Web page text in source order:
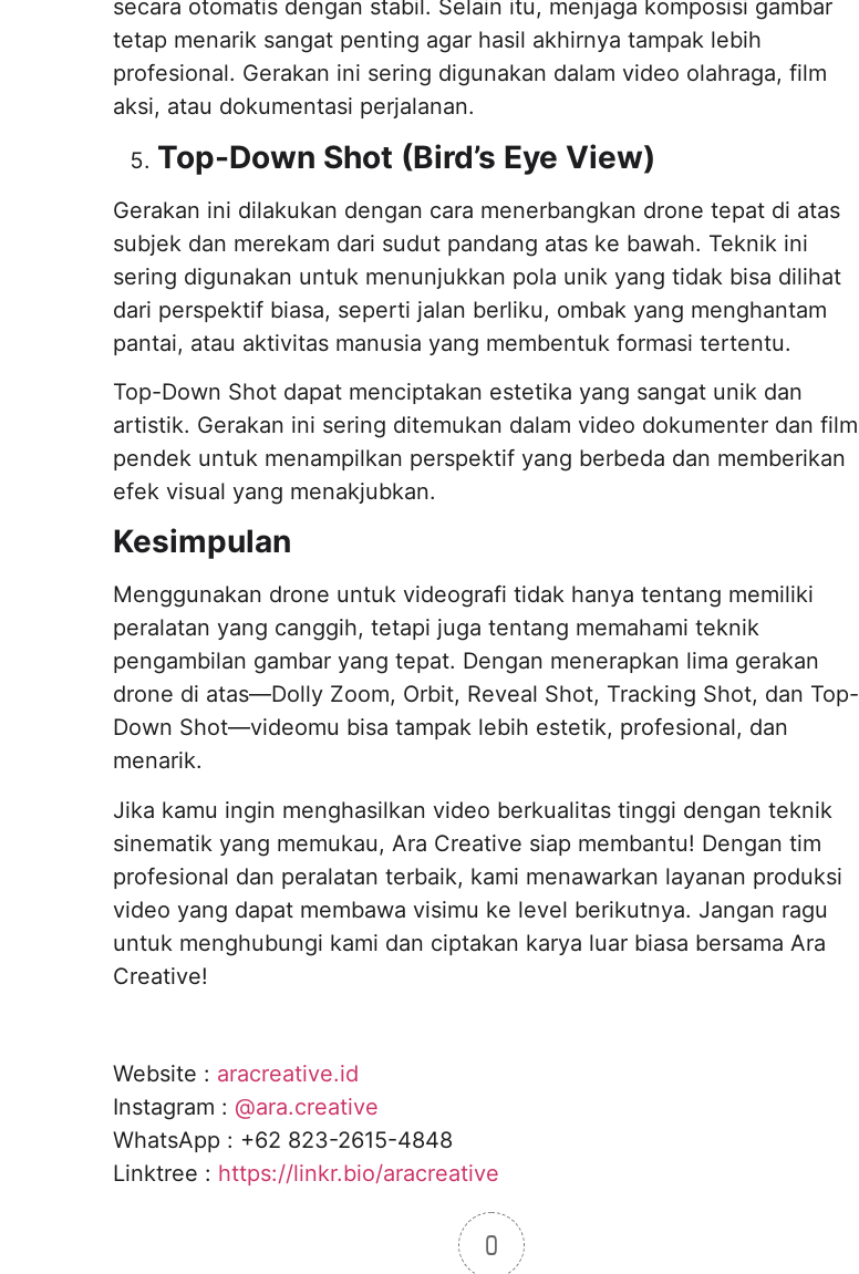
secara otomatis dengan stabil. Selain itu, menjaga komposisi gambar
tetap menarik sangat penting agar hasil akhirnya tampak lebih
profesional. Gerakan ini sering digunakan dalam video olahraga, film
aksi, atau dokumentasi perjalanan.
Top-Down Shot (Bird’s Eye View)
Gerakan ini dilakukan dengan cara menerbangkan drone tepat di atas
subjek dan merekam dari sudut pandang atas ke bawah. Teknik ini
sering digunakan untuk menunjukkan pola unik yang tidak bisa dilihat
dari perspektif biasa, seperti jalan berliku, ombak yang menghantam
pantai, atau aktivitas manusia yang membentuk formasi tertentu.
Top-Down Shot dapat menciptakan estetika yang sangat unik dan
artistik. Gerakan ini sering ditemukan dalam video dokumenter dan film
pendek untuk menampilkan perspektif yang berbeda dan memberikan
efek visual yang menakjubkan.
Kesimpulan
Menggunakan drone untuk videografi tidak hanya tentang memiliki
peralatan yang canggih, tetapi juga tentang memahami teknik
pengambilan gambar yang tepat. Dengan menerapkan lima gerakan
drone di atas—Dolly Zoom, Orbit, Reveal Shot, Tracking Shot, dan Top-
Down Shot—videomu bisa tampak lebih estetik, profesional, dan
menarik.
Jika kamu ingin menghasilkan video berkualitas tinggi dengan teknik
sinematik yang memukau, Ara Creative siap membantu! Dengan tim
profesional dan peralatan terbaik, kami menawarkan layanan produksi
video yang dapat membawa visimu ke level berikutnya. Jangan ragu
untuk menghubungi kami dan ciptakan karya luar biasa bersama Ara
Creative!
Website : aracreative.id
Instagram : @ara.creative
WhatsApp : +62 823-2615-4848
Linktree : https://linkr.bio/aracreative
0